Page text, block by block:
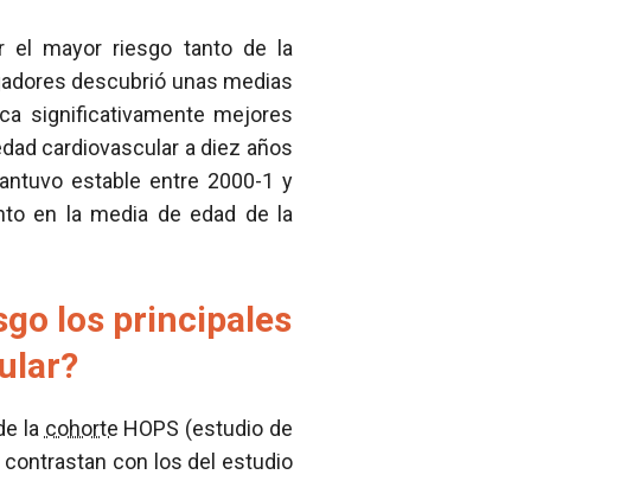
el mayor riesgo tanto de la
descubrió unas medias
significativamente mejores
cardiovascular a diez años
estable entre 2000-1 y
en la media de edad de la
los principales
la cohorte HOPS (estudio de
con los del estudio